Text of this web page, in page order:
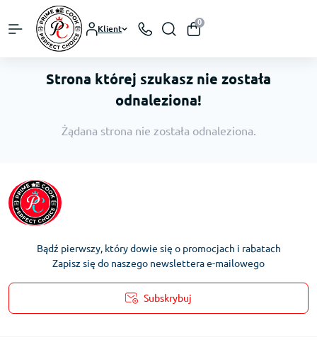
Klient
0
Strona której szukasz nie została
odnaleziona!
Żądana strona nie została odnaleziona.
Bądź pierwszy, który dowie się o promocjach i rabatach
Zapisz się do naszego newslettera e-mailowego
Subskrybuj